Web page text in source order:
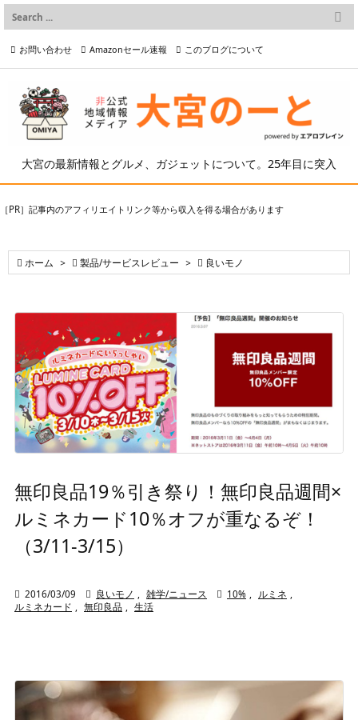
大宮の最新情報とグルメ、ガジェットについて。25年目に突入

メニュー

検索
お問い合わせ Amazonセール速報 このブログについて
プライバシーポリシー等
［PR］記事内のアフィリエイトリンク等から収入を得る場合があります
 ホーム >  製品/サービスレビュー >  良いモノ
無印良品19％引き祭り！無印良品週間×
ルミネカード10％オフが重なるぞ！
（3/11-3/15）
 2016/03/09  良いモノ 雑学/ニュース  10% ルミネ
ルミネカード
無印良品 生活